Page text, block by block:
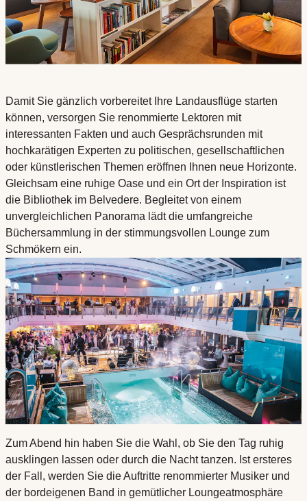
Damit Sie gänzlich vorbereitet Ihre Landausflüge starten
können, versorgen Sie renommierte Lektoren mit
interessanten Fakten und auch Gesprächsrunden mit
hochkarätigen Experten zu politischen, gesellschaftlichen
oder künstlerischen Themen eröffnen Ihnen neue Horizonte.
Gleichsam eine ruhige Oase und ein Ort der Inspiration ist
die Bibliothek im Belvedere. Begleitet von einem
unvergleichlichen Panorama lädt die umfangreiche
Büchersammlung in der stimmungsvollen Lounge zum
Schmökern ein.
Zum Abend hin haben Sie die Wahl, ob Sie den Tag ruhig
ausklingen lassen oder durch die Nacht tanzen. Ist ersteres
der Fall, werden Sie die Auftritte renommierter Musiker und
der bordeigenen Band in gemütlicher Loungeatmosphäre